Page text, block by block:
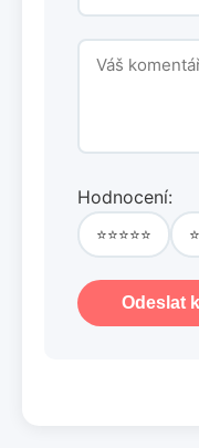
Hodnocení:
⭐⭐⭐⭐⭐
Odeslat